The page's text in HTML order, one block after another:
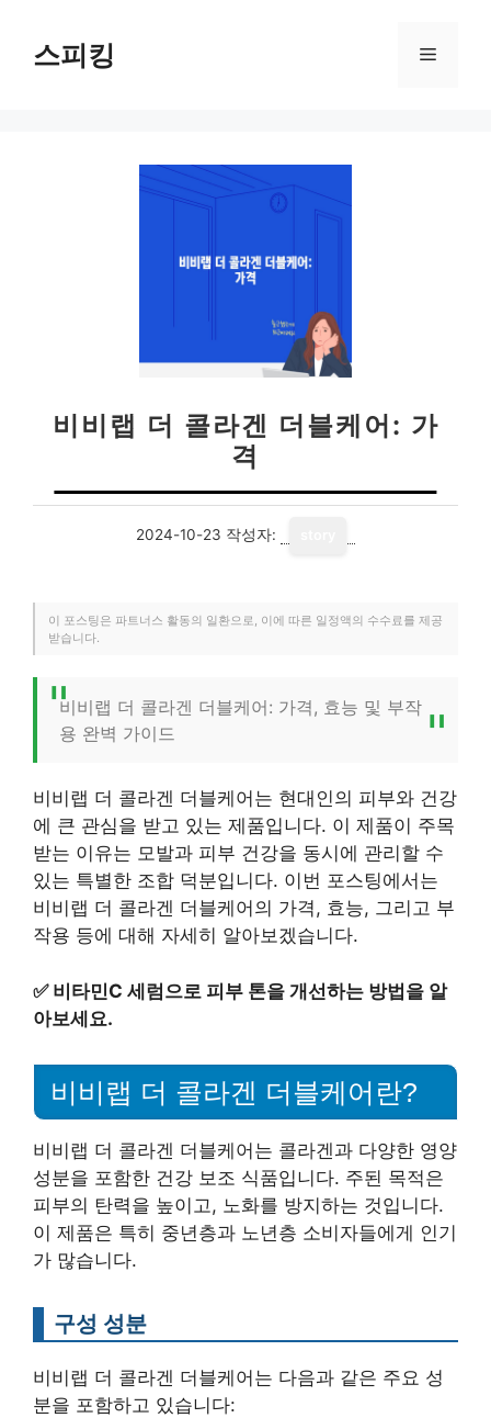
스피킹 메
비비랩 더 콜라겐 더블케어: 가
격
2024-10-23 작성자:
이 포스팅은 파트너스 활동의 일환으로, 이에 따른 일정액의 수수료를 제공
받습니다.
비비랩 더 콜라겐 더블케어: 가격, 효능 및 부작
용 완벽 가이드
비비랩 더 콜라겐 더블케어는 현대인의 피부와 건강
에 큰 관심을 받고 있는 제품입니다. 이 제품이 주목
받는 이유는 모발과 피부 건강을 동시에 관리할 수
있는 특별한 조합 덕분입니다. 이번 포스팅에서는
비비랩 더 콜라겐 더블케어의 가격, 효능, 그리고 부
작용 등에 대해 자세히 알아보겠습니다.
✅ 비타민C 세럼으로 피부 톤을 개선하는 방법을 알
아보세요.
비비랩 더 콜라겐 더블케어란?
비비랩 더 콜라겐 더블케어는 콜라겐과 다양한 영양
성분을 포함한 건강 보조 식품입니다. 주된 목적은
피부의 탄력을 높이고, 노화를 방지하는 것입니다.
이 제품은 특히 중년층과 노년층 소비자들에게 인기
가 많습니다.
구성 성분
비비랩 더 콜라겐 더블케어는 다음과 같은 주요 성
분을 포함하고 있습니다: